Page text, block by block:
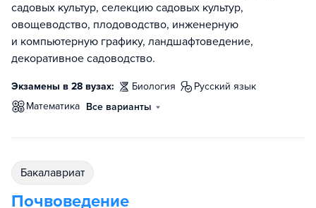
садовых культур, селекцию садовых культур,
овощеводство, плодоводство, инженерную
и компьютерную графику, ландшафтоведение,
декоративное садоводство.
Экзамены в 28 вузах: биология
русский язык
математика Все варианты
бакалавриат
Почвоведение